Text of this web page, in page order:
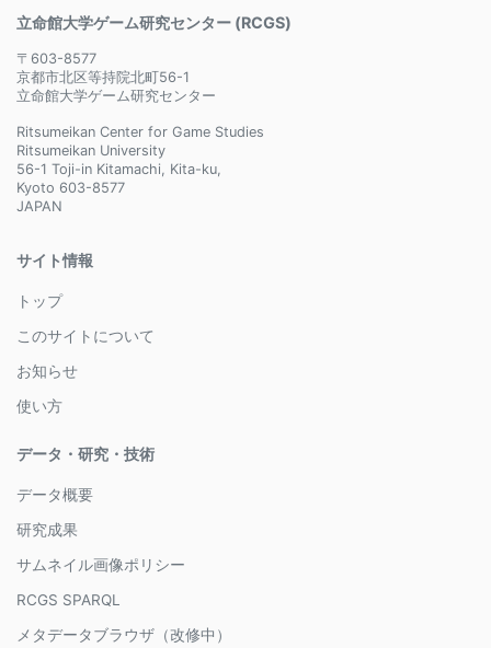
立命館大学ゲーム研究センター (RCGS)
〒603-8577
京都市北区等持院北町56-1
立命館大学ゲーム研究センター
Ritsumeikan Center for Game Studies
Ritsumeikan University
56-1 Toji-in Kitamachi, Kita-ku,
Kyoto 603-8577
JAPAN
サイト情報
トップ
このサイトについて
お知らせ
使い方
データ・研究・技術
データ概要
研究成果
サムネイル画像ポリシー
RCGS SPARQL
メタデータブラウザ（改修中）